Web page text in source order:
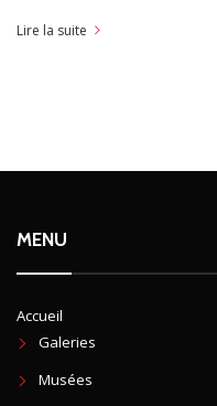
Lire la suite
MENU
Accueil
Galeries
Musées